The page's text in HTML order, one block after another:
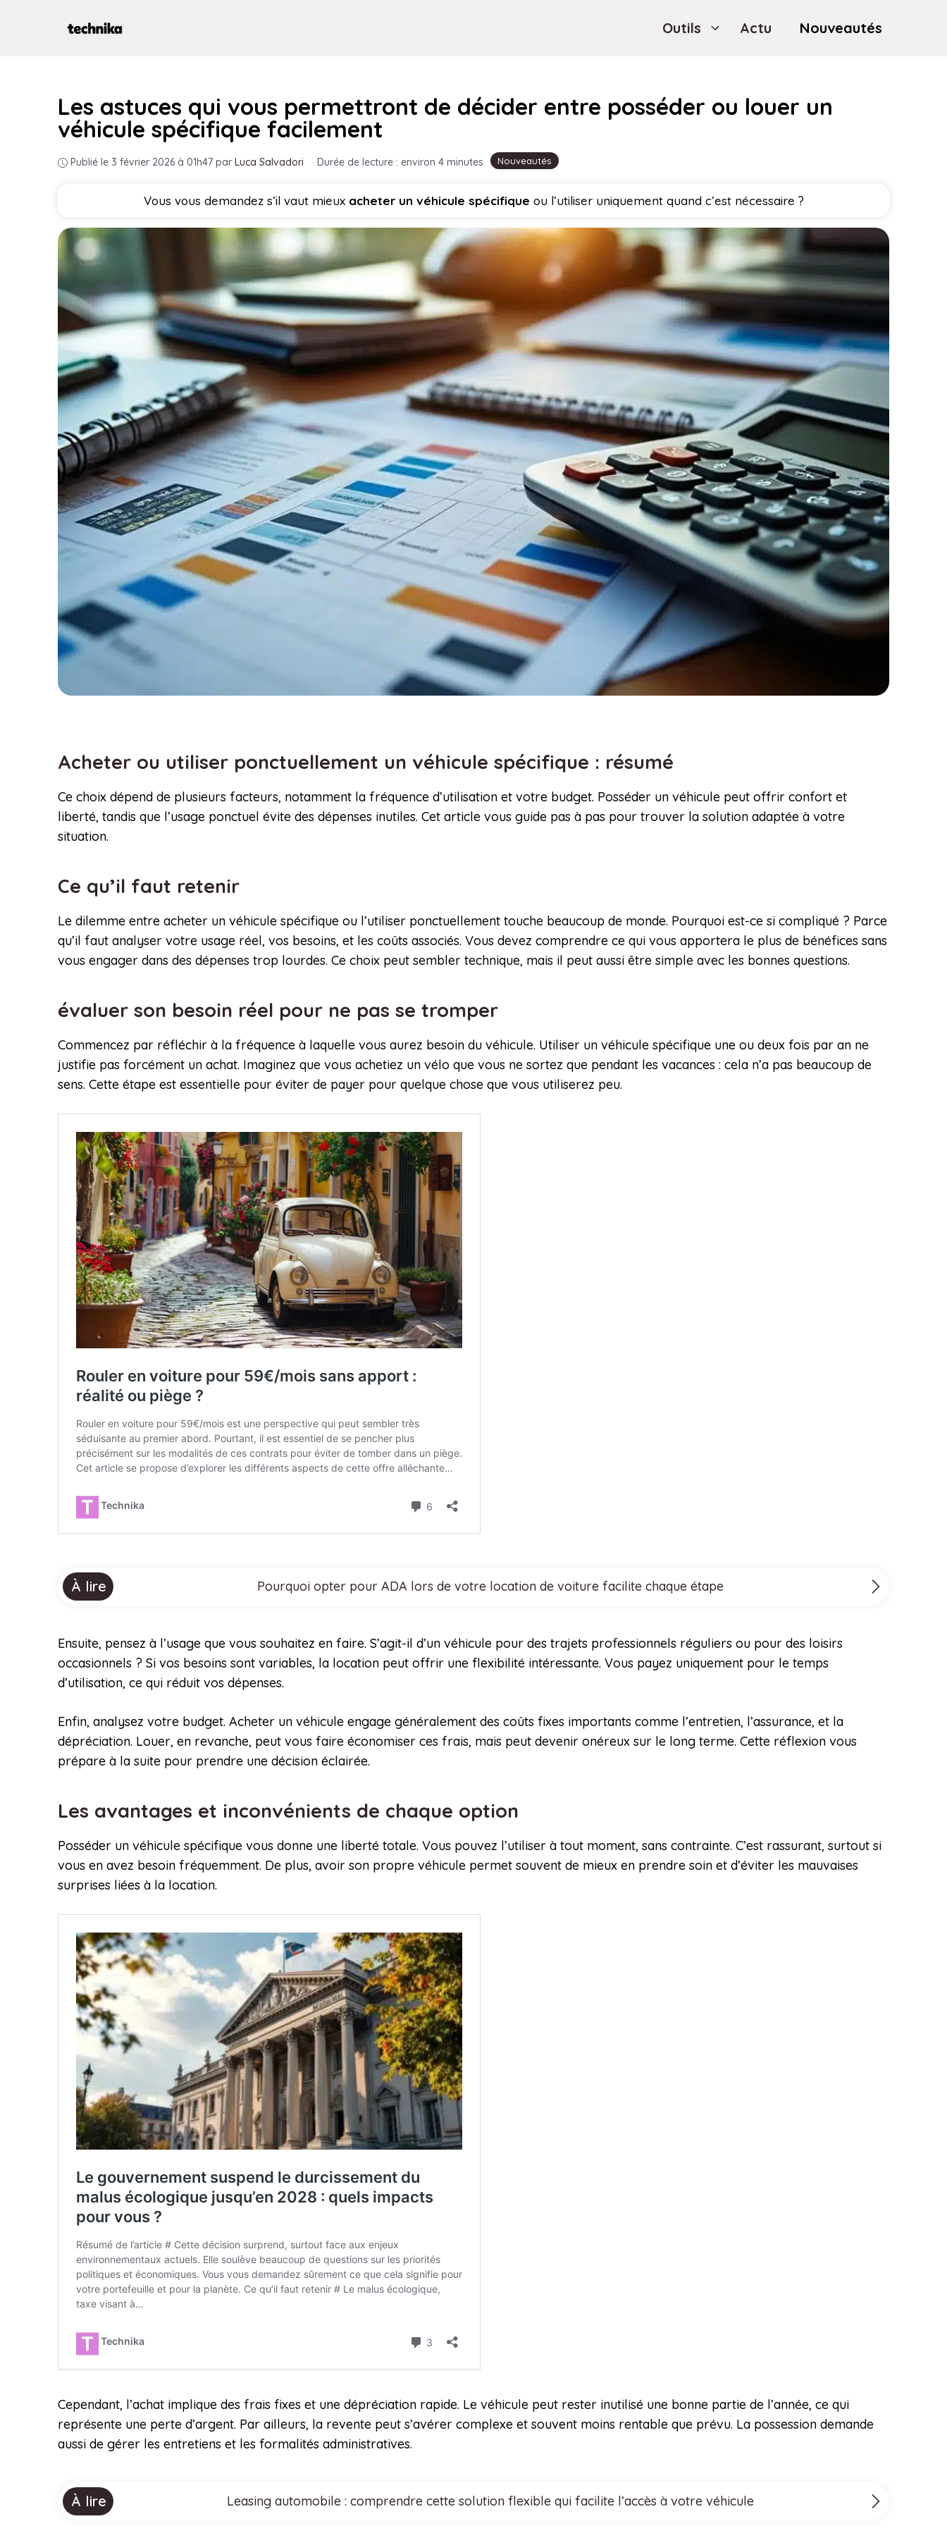
Outils Actu Nouveautés
Nouveautés
Les astuces qui vous permettront de décider entre posséder ou louer un
véhicule spécifique facilement
Publié le 3 février 2026 à 01h47 par Luca Salvadori · Durée de lecture : environ 4 minutes
Vous vous demandez s’il vaut mieux acheter un véhicule spécifique ou l’utiliser uniquement quand c’est nécessaire ?
Acheter ou utiliser ponctuellement un véhicule spécifique : résumé
Ce choix dépend de plusieurs facteurs, notamment la fréquence d’utilisation et votre budget. Posséder un véhicule peut offrir confort et
liberté, tandis que l’usage ponctuel évite des dépenses inutiles. Cet article vous guide pas à pas pour trouver la solution adaptée à votre
situation.
Ce qu’il faut retenir
Le dilemme entre acheter un véhicule spécifique ou l’utiliser ponctuellement touche beaucoup de monde. Pourquoi est-ce si compliqué ? Parce
qu’il faut analyser votre usage réel, vos besoins, et les coûts associés. Vous devez comprendre ce qui vous apportera le plus de bénéfices sans
vous engager dans des dépenses trop lourdes. Ce choix peut sembler technique, mais il peut aussi être simple avec les bonnes questions.
évaluer son besoin réel pour ne pas se tromper
Commencez par réfléchir à la fréquence à laquelle vous aurez besoin du véhicule. Utiliser un véhicule spécifique une ou deux fois par an ne
justifie pas forcément un achat. Imaginez que vous achetiez un vélo que vous ne sortez que pendant les vacances : cela n’a pas beaucoup de
sens. Cette étape est essentielle pour éviter de payer pour quelque chose que vous utiliserez peu.
À lire Pourquoi opter pour ADA lors de votre location de voiture facilite chaque étape
Ensuite, pensez à l’usage que vous souhaitez en faire. S’agit-il d’un véhicule pour des trajets professionnels réguliers ou pour des loisirs
occasionnels ? Si vos besoins sont variables, la location peut offrir une flexibilité intéressante. Vous payez uniquement pour le temps
d’utilisation, ce qui réduit vos dépenses.
Enfin, analysez votre budget. Acheter un véhicule engage généralement des coûts fixes importants comme l’entretien, l’assurance, et la
dépréciation. Louer, en revanche, peut vous faire économiser ces frais, mais peut devenir onéreux sur le long terme. Cette réflexion vous
prépare à la suite pour prendre une décision éclairée.
Les avantages et inconvénients de chaque option
Posséder un véhicule spécifique vous donne une liberté totale. Vous pouvez l’utiliser à tout moment, sans contrainte. C’est rassurant, surtout si
vous en avez besoin fréquemment. De plus, avoir son propre véhicule permet souvent de mieux en prendre soin et d’éviter les mauvaises
surprises liées à la location.
Cependant, l’achat implique des frais fixes et une dépréciation rapide. Le véhicule peut rester inutilisé une bonne partie de l’année, ce qui
représente une perte d’argent. Par ailleurs, la revente peut s’avérer complexe et souvent moins rentable que prévu. La possession demande
aussi de gérer les entretiens et les formalités administratives.
À lire Leasing automobile : comprendre cette solution flexible qui facilite l’accès à votre véhicule